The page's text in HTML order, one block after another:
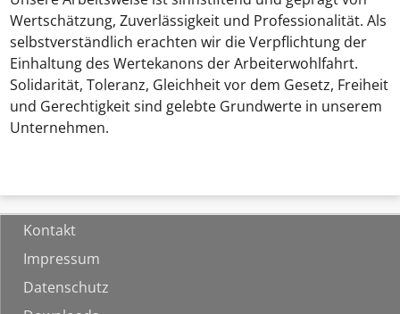
Wertschätzung, Zuverlässigkeit und Professionalität. Als
selbstverständlich erachten wir die Verpflichtung der
Einhaltung des Wertekanons der Arbeiterwohlfahrt.
Solidarität, Toleranz, Gleichheit vor dem Gesetz, Freiheit
und Gerechtigkeit sind gelebte Grundwerte in unserem
Unternehmen.
Kontakt
Impressum
Datenschutz